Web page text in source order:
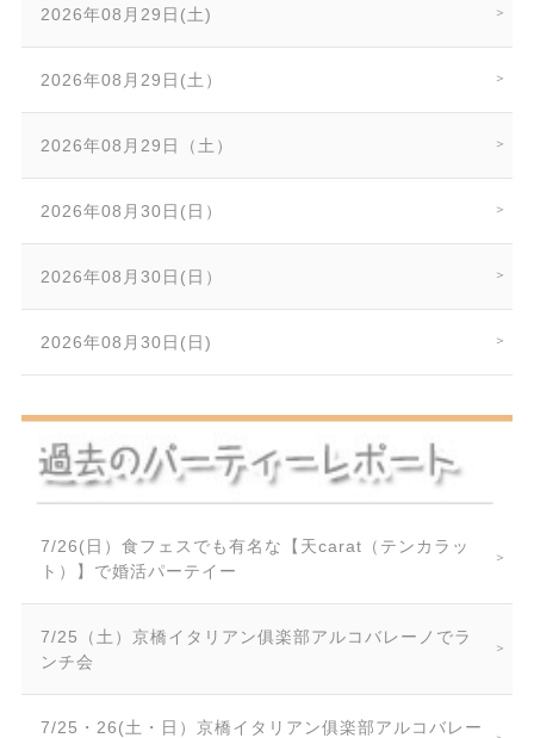
2026年08月29日(土)
2026年08月29日(土）
2026年08月29日（土）
2026年08月30日(日）
2026年08月30日(日）
2026年08月30日(日)
7/26(日）食フェスでも有名な【天carat（テンカラッ
ト）】で婚活パーテイー
7/25（土）京橋イタリアン俱楽部アルコバレーノでラ
ンチ会
7/25・26(土・日）京橋イタリアン俱楽部アルコバレー